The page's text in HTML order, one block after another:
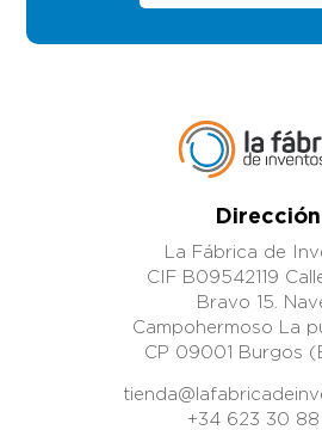
Dirección
La Fábrica de
CIF B09542119
Bravo 15.
Campohermoso La
CP 09001 Burgos
+34 623 30 88